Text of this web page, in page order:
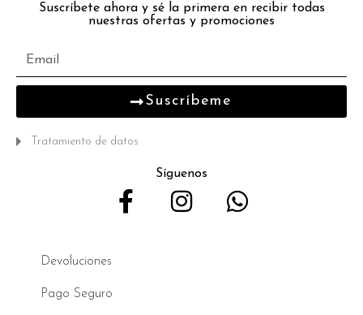
Suscríbete ahora y sé la primera en recibir todas
nuestras ofertas y promociones
Suscríbeme
Tratamiento de datos
Síguenos
Devoluciones
Pago Seguro